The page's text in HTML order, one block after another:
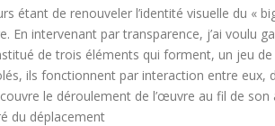
étant de renouveler l’identité visuelle du «
En intervenant par transparence, j’ai voulu
de trois éléments qui forment, un jeu
ils fonctionnent par interaction entre eux,
le déroulement de l’œuvre au fil de
du déplacement